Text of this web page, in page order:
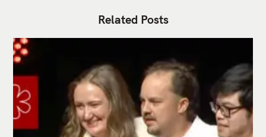
Related Posts